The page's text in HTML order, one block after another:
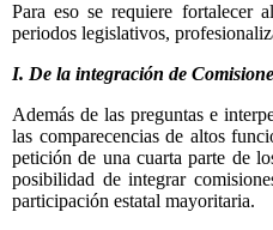
Para eso se requiere fortalecer
periodos legislativos,
I. De la integración de
Además de las preguntas e
las comparecencias de altos
petición de una cuarta parte de
posibilidad de integrar
participación estatal mayoritaria.